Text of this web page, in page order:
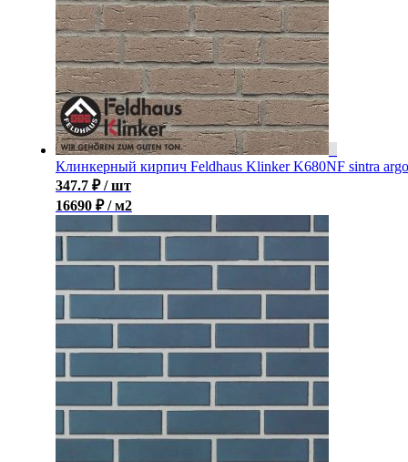
Клинкерный кирпич Feldhaus Klinker K680NF sintra argo
347.7 ₽ / шт
16690 ₽ / м2